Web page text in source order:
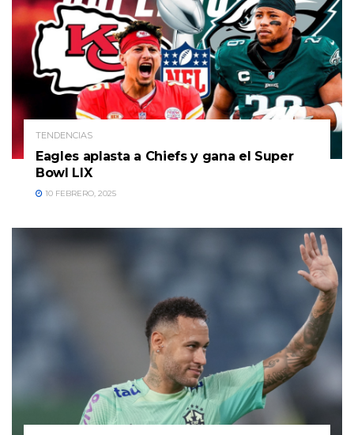
TENDENCIAS
Eagles aplasta a Chiefs y gana el Super
Bowl LIX
10 FEBRERO, 2025